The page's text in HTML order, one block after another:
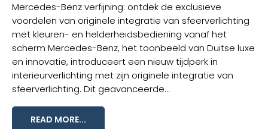
Mercedes-Benz verfijning: ontdek de exclusieve
voordelen van originele integratie van sfeerverlichting
met kleuren- en helderheidsbediening vanaf het
scherm Mercedes-Benz, het toonbeeld van Duitse luxe
en innovatie, introduceert een nieuw tijdperk in
interieurverlichting met zijn originele integratie van
sfeerverlichting. Dit geavanceerde...
READ MORE...